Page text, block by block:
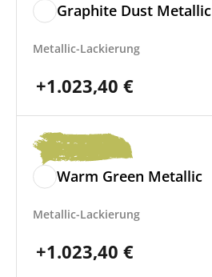
Graphite Dust Metallic
Metallic-Lackierung
+1.023,40 €
Warm Green Metallic
Metallic-Lackierung
+1.023,40 €